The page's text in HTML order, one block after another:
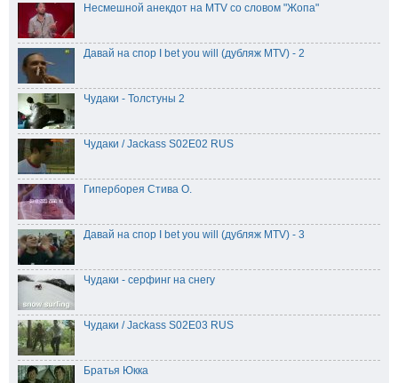
Несмешной анекдот на MTV со словом "Жопа"
Давай на спор I bet you will (дубляж MTV) - 2
Чудаки - Толстуны 2
Чудаки / Jackass S02E02 RUS
Гиперборея Стива О.
Давай на спор I bet you will (дубляж MTV) - 3
Чудаки - серфинг на снегу
Чудаки / Jackass S02E03 RUS
Братья Юкка